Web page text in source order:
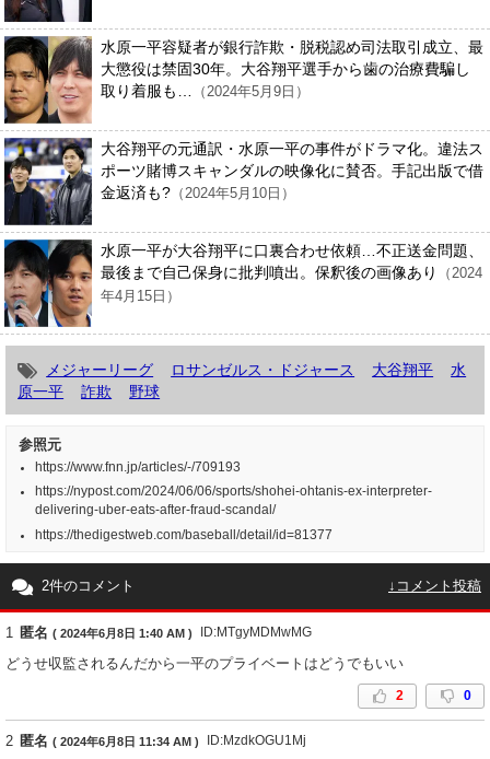
水原一平容疑者が銀行詐欺・脱税認め司法取引成立、最
大懲役は禁固30年。大谷翔平選手から歯の治療費騙し
取り着服も… （2024年5月9日）
大谷翔平の元通訳・水原一平の事件がドラマ化。違法ス
ポーツ賭博スキャンダルの映像化に賛否。手記出版で借
金返済も? （2024年5月10日）
水原一平が大谷翔平に口裏合わせ依頼…不正送金問題、
最後まで自己保身に批判噴出。保釈後の画像あり
（2024
年4月15日）
メジャーリーグ ロサンゼルス・ドジャース 大谷翔平
水
原一平
詐欺 野球
参照元
https://www.fnn.jp/articles/-/709193
https://nypost.com/2024/06/06/sports/shohei-ohtanis-ex-interpreter-
delivering-uber-eats-after-fraud-scandal/
https://thedigestweb.com/baseball/detail/id=81377
2件のコメント ↓コメント投稿
1 匿名 ( 2024年6月8日 1:40 AM ) ID:MTgyMDMwMG
どうせ収監されるんだから一平のプライベートはどうでもいい
2 0
2 匿名 ( 2024年6月8日 11:34 AM ) ID:MzdkOGU1Mj